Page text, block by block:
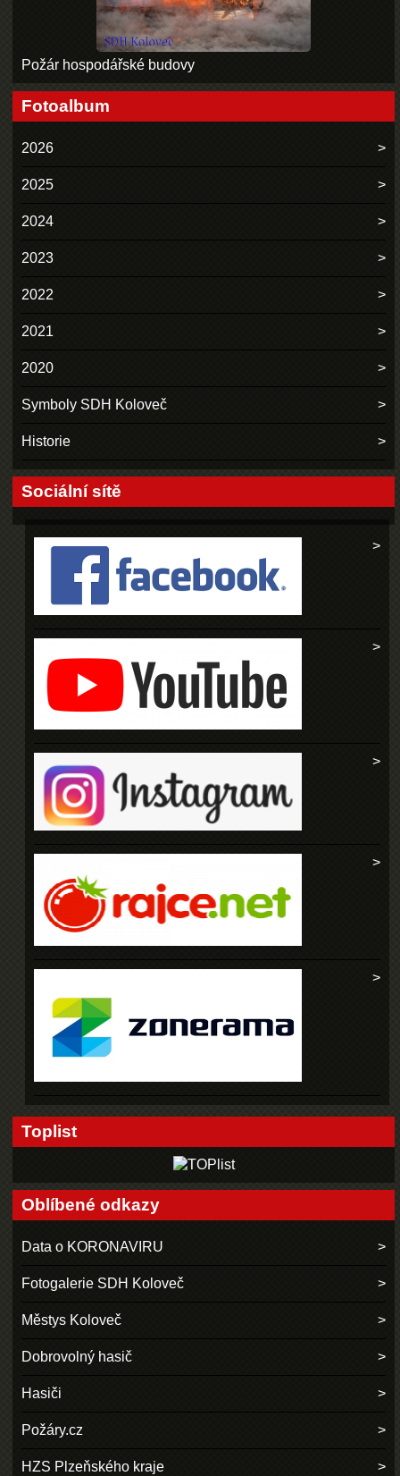
Požár hospodářské budovy
Fotoalbum
2026
2025
2024
2023
2022
2021
2020
Symboly SDH Koloveč
Historie
Sociální sítě
Toplist
Oblíbené odkazy
Data o KORONAVIRU
Fotogalerie SDH Koloveč
Městys Koloveč
Dobrovolný hasič
Hasiči
Požáry.cz
HZS Plzeňského kraje